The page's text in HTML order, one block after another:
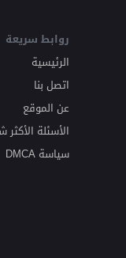
روابط سريعة
الرئيسية
اتصل بنا
عن الموقع
الأسئلة الأكثر
سياسة DMCA